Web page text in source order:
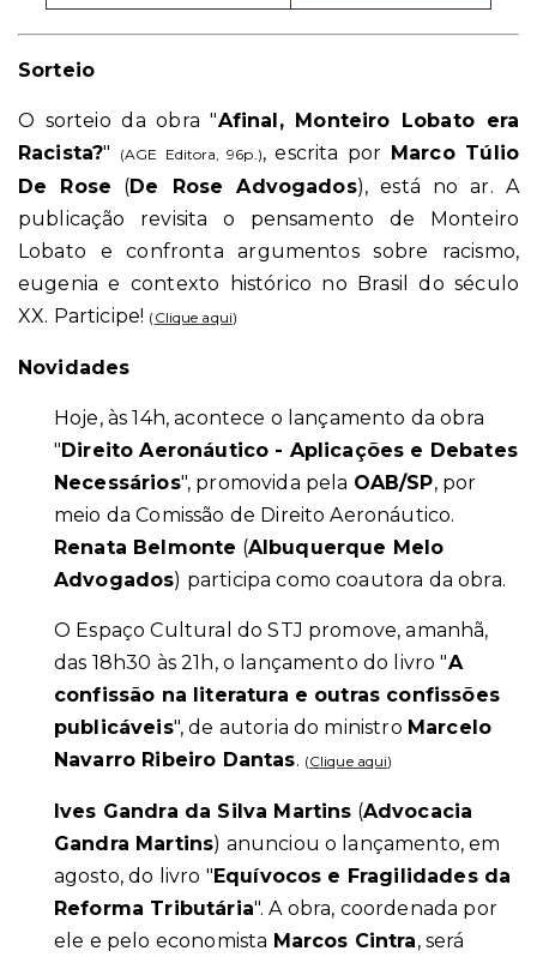
Sorteio
O sorteio da obra "Afinal, Monteiro Lobato era
Racista?" (AGE Editora, 96p.), escrita por Marco Túlio
De Rose (De Rose Advogados), está no ar. A
publicação revisita o pensamento de Monteiro
Lobato e confronta argumentos sobre racismo,
eugenia e contexto histórico no Brasil do século
XX. Participe! ( Clique aqui)
Novidades
Hoje, às 14h, acontece o lançamento da obra
" Direito Aeronáutico - Aplicações e Debates
Necessários", promovida pela OAB/SP, por
meio da Comissão de Direito Aeronáutico.
Renata Belmonte (Albuquerque Melo
Advogados) participa como coautora da obra.
O Espaço Cultural do STJ promove, amanhã,
das 18h30 às 21h, o lançamento do livro "A
confissão na literatura e outras confissões
publicáveis", de autoria do ministro Marcelo
Navarro Ribeiro Dantas. (Clique aqui)
Ives Gandra da Silva Martins (Advocacia
Gandra Martins) anunciou o lançamento, em
agosto, do livro " Equívocos e Fragilidades da
Reforma Tributária". A obra, coordenada por
ele e pelo economista Marcos Cintra, será